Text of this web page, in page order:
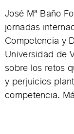
José Mª Baño
jornadas
Competencia y
Universidad de
sobre los retos
y perjuicios
competencia.